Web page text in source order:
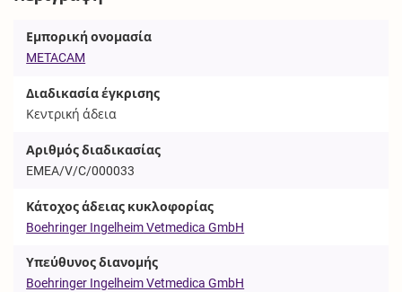
Εμπορική ονομασία
METACAM
Διαδικασία έγκρισης
Κεντρική άδεια
Αριθμός διαδικασίας
EMEA/V/C/000033
Κάτοχος άδειας κυκλοφορίας
Boehringer Ingelheim Vetmedica GmbH
Υπεύθυνος διανομής
Boehringer Ingelheim Vetmedica GmbH